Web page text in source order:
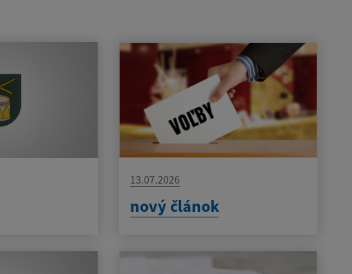
13.07.2026
nový článok